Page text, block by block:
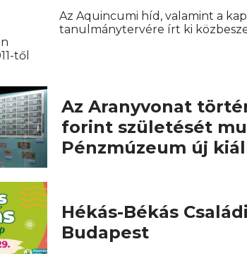
től
Az Aquincumi híd, valamint a
tanulmánytervére írt ki
Az Aranyvonat
forint születését
Pénzmúzeum új
Hékás-Békás
Budapest